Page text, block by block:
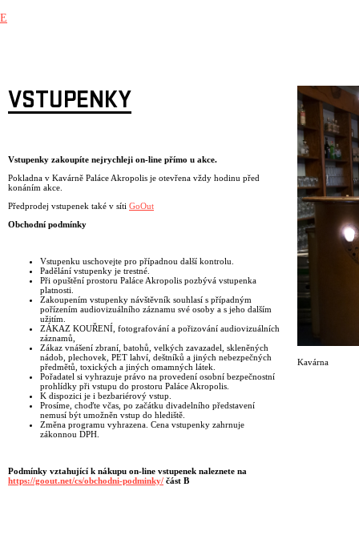
E
VSTUPENKY
Vstupenky zakoupíte nejrychleji on-line přímo u akce.
Pokladna v Kavárně Paláce Akropolis je otevřena vždy hodinu před
konáním akce.
Předprodej vstupenek také v síti GoOut
Obchodní podmínky
Vstupenku uschovejte pro případnou další kontrolu.
Padělání vstupenky je trestné.
Při opuštění prostoru Paláce Akropolis pozbývá vstupenka
platnosti.
Zakoupením vstupenky návštěvník souhlasí s případným
pořízením audiovizuálního záznamu své osoby a s jeho dalším
užitím.
ZÁKAZ KOUŘENÍ, fotografování a pořizování audiovizuálních
záznamů,
Zákaz vnášení zbraní, batohů, velkých zavazadel, skleněných
nádob, plechovek, PET lahví, deštníků a jiných nebezpečných
předmětů, toxických a jiných omamných látek.
Pořadatel si vyhrazuje právo na provedení osobní bezpečnostní
prohlídky při vstupu do prostoru Paláce Akropolis.
K dispozici je i bezbariérový vstup.
Prosíme, choďte včas, po začátku divadelního představení
nemusí být umožněn vstup do hlediště.
Změna programu vyhrazena. Cena vstupenky zahrnuje
zákonnou DPH.
Podmínky vztahující k nákupu on-line vstupenek naleznete na
https://goout.net/cs/obchodni-podminky/ část B
Kavárna